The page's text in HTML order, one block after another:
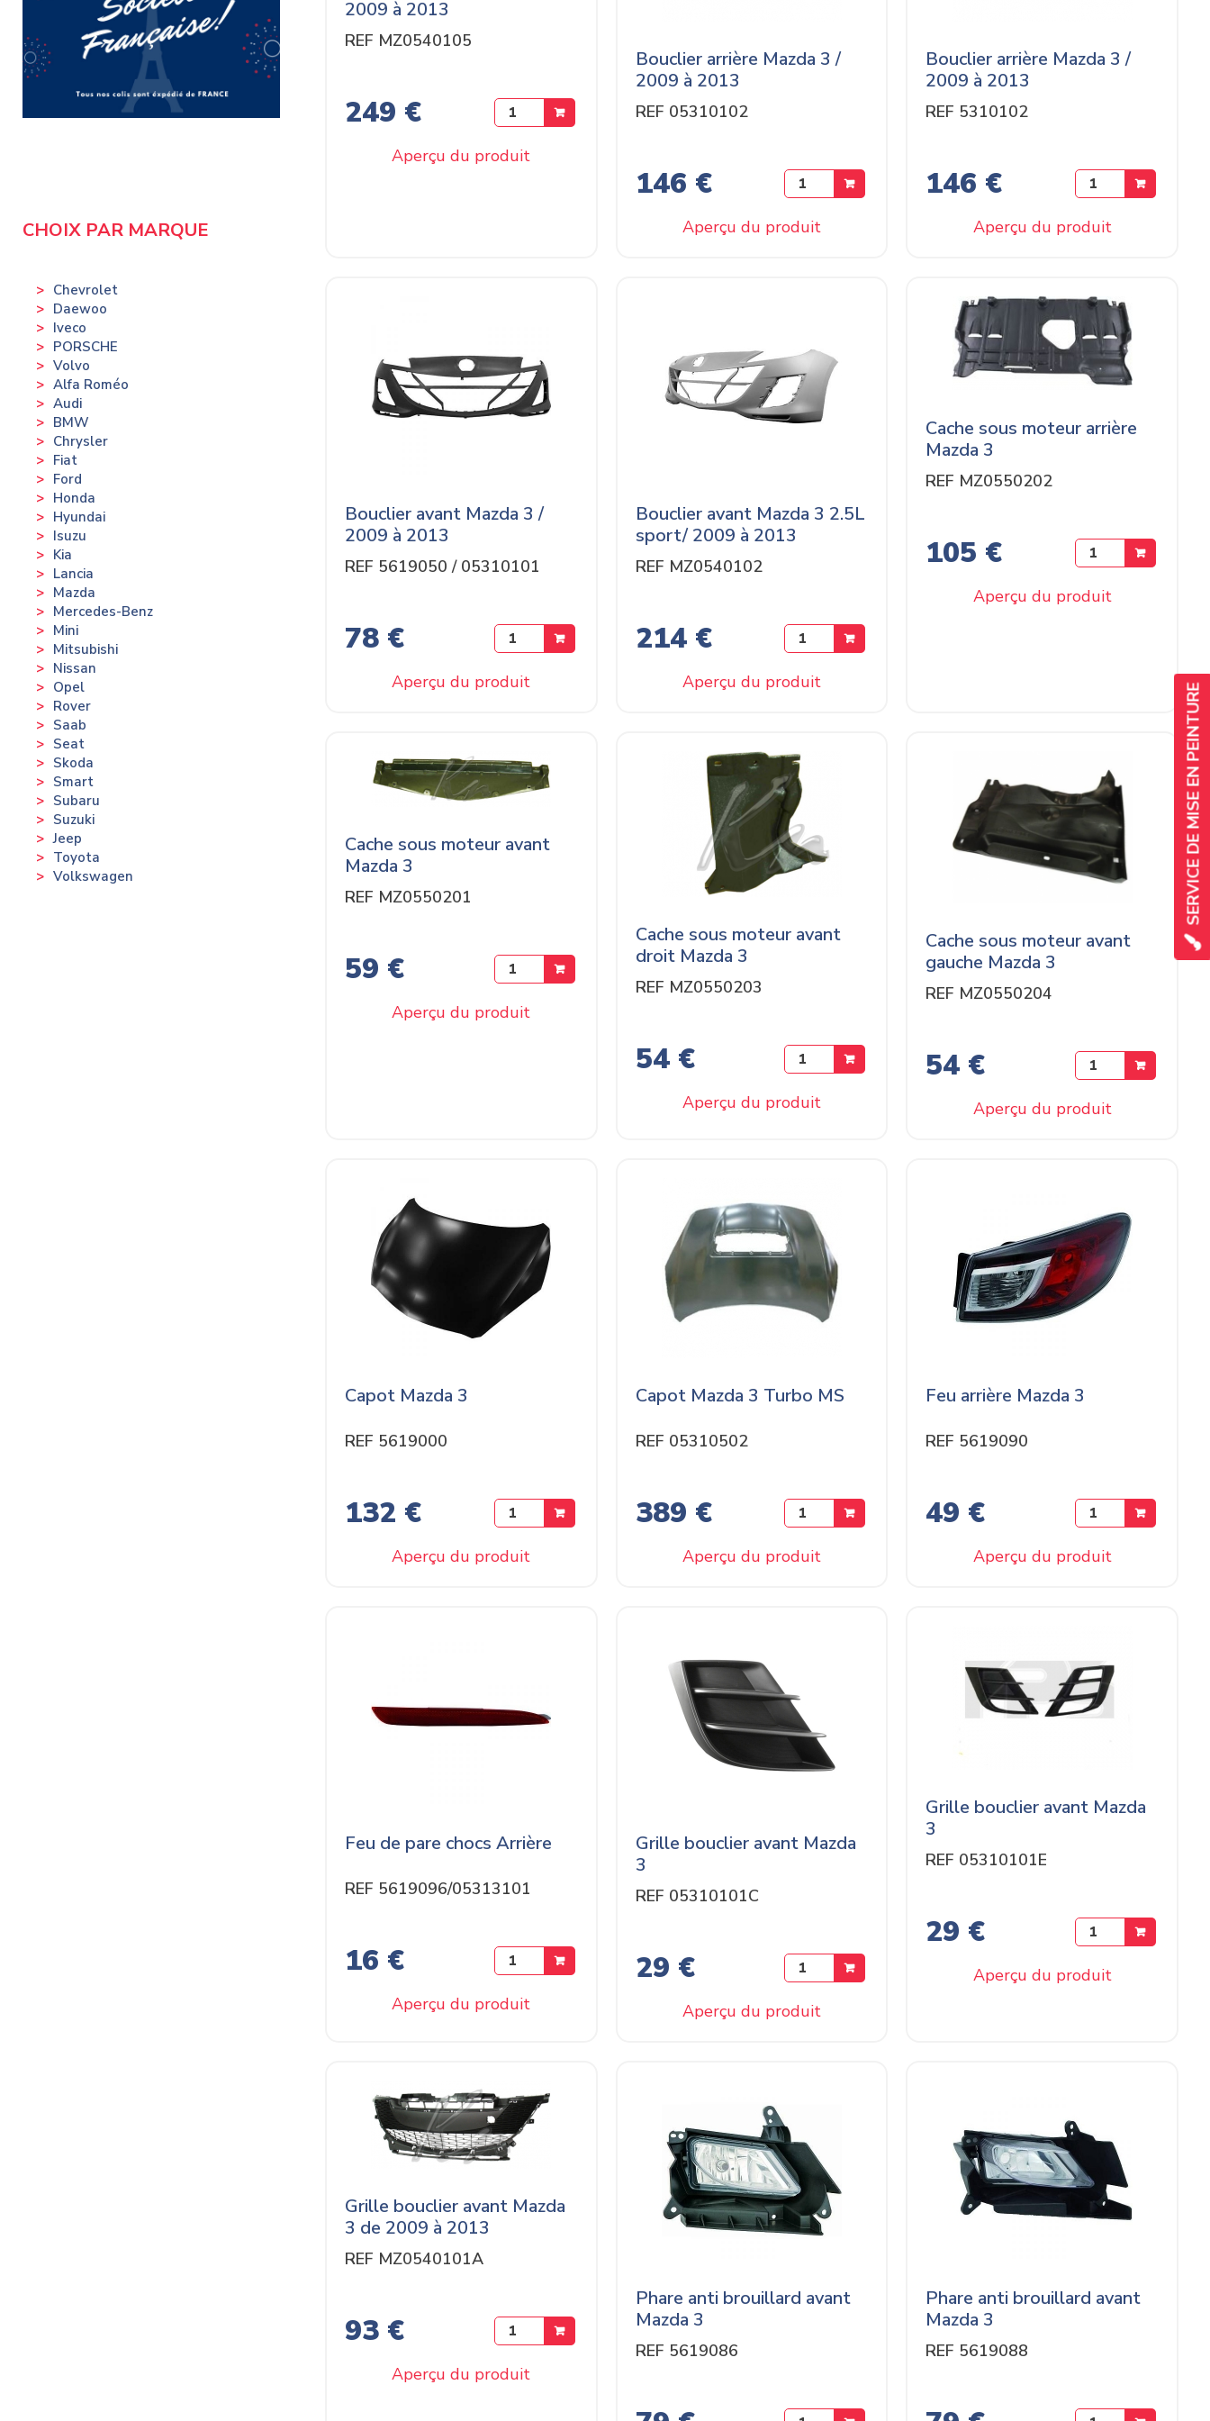
CHOIX PAR MARQUE
Chevrolet
Daewoo
Iveco
PORSCHE
Volvo
Alfa Roméo
Audi
BMW
Chrysler
Fiat
Ford
Honda
Hyundai
Isuzu
Kia
Lancia
Mazda
Mercedes-Benz
Mini
Mitsubishi
Nissan
Opel
Rover
Saab
Seat
Skoda
Smart
Subaru
Suzuki
Jeep
Toyota
Volkswagen
2009 à 2013
REF MZ0540105
249 €
Aperçu du produit
Bouclier arrière Mazda 3 /
2009 à 2013
REF 05310102
146 €
Aperçu du produit
Bouclier arrière Mazda 3 /
2009 à 2013
REF 5310102
146 €
Aperçu du produit
Bouclier avant Mazda 3 /
2009 à 2013
REF 5619050 / 05310101
78 €
Aperçu du produit
Bouclier avant Mazda 3 2.5L
sport/ 2009 à 2013
REF MZ0540102
214 €
Aperçu du produit
Cache sous moteur arrière
Mazda 3
REF MZ0550202
105 €
Aperçu du produit
Cache sous moteur avant
Mazda 3
REF MZ0550201
59 €
Aperçu du produit
Cache sous moteur avant
droit Mazda 3
REF MZ0550203
54 €
Aperçu du produit
Cache sous moteur avant
gauche Mazda 3
REF MZ0550204
54 €
Aperçu du produit
Capot Mazda 3
REF 5619000
132 €
Aperçu du produit
Capot Mazda 3 Turbo MS
REF 05310502
389 €
Aperçu du produit
Feu arrière Mazda 3
REF 5619090
49 €
Aperçu du produit
Feu de pare chocs Arrière
REF 5619096/05313101
16 €
Aperçu du produit
Grille bouclier avant Mazda
3
REF 05310101C
29 €
Aperçu du produit
Grille bouclier avant Mazda
3
REF 05310101E
29 €
Aperçu du produit
Grille bouclier avant Mazda
3 de 2009 à 2013
REF MZ0540101A
93 €
Aperçu du produit
Phare anti brouillard avant
Mazda 3
REF 5619086
Phare anti brouillard avant
Mazda 3
REF 5619088
SERVICE DE MISE EN PEINTURE